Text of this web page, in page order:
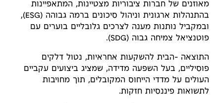
מאוזנים של חברות ציבוריות מצטיינות, המתאפיינות
בהתנהלות ארגונית וניהול סיכונים ברמה גבוהה (ESG),
ובמקביל נותנות מענה לצרכים גלובליים בוערים עם
פוטנציאל צמיחה גבוה (SDG).
התוצאה -הבית להשקעות אחראיות, נטול דלקים
פוסיליים, בעל השפעה מדידה, שמציג ביצועים עקביים
העולים על מדדי הייחוס המקובלים, תוך מחויבות
לתשואות פיננסיות חזקות.